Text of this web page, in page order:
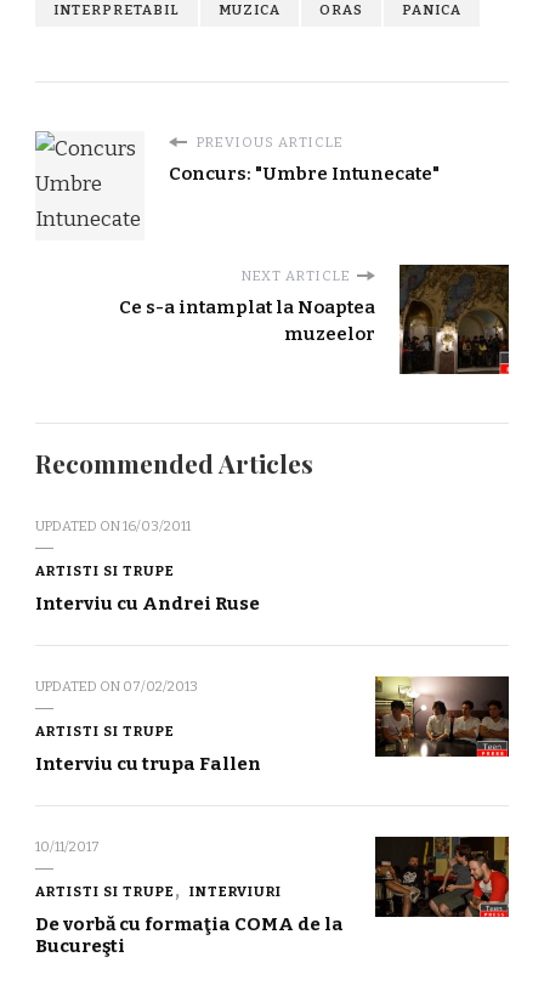
INTERPRETABIL MUZICA ORAS PANICA
PREVIOUS ARTICLE
Concurs: "Umbre Intunecate"
NEXT ARTICLE
Ce s-a intamplat la Noaptea
muzeelor
Recommended Articles
UPDATED ON16/03/2011
ARTISTI SI TRUPE
Interviu cu Andrei Ruse
UPDATED ON 07/02/2013
ARTISTI SI TRUPE
Interviu cu trupa Fallen
10/11/2017
ARTISTI SI TRUPE INTERVIURI
De vorbă cu formaţia COMA de la
Bucureşti